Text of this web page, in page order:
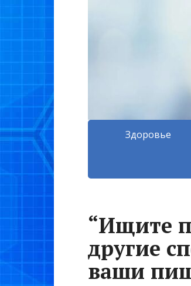
Здоровье
“Ищите
другие
ваши